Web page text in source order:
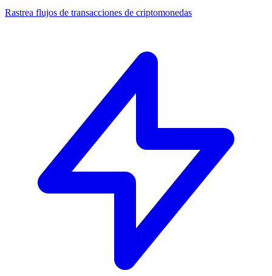
Rastrea flujos de transacciones de criptomonedas